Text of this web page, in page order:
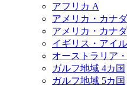
アフリカ A
アメリカ・カナダ
アメリカ・カナ
イギリス・アイ
オーストラリア
ガルフ地域 4カ国
ガルフ地域 5カ国